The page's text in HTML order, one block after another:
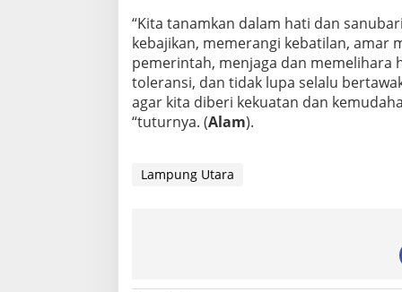
“Kita tanamkan dalam hati dan
kebajikan, memerangi kebatilan,
pemerintah, menjaga dan memelihara
toleransi, dan tidak lupa selalu
agar kita diberi kekuatan dan
“tuturnya. (Alam).
Lampung Utara